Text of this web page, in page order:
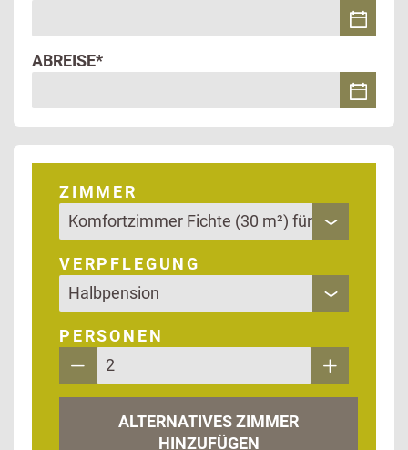
ABREISE*
ZIMMER
VERPFLEGUNG
PERSONEN
ALTERNATIVES ZIMMER
HINZUFÜGEN